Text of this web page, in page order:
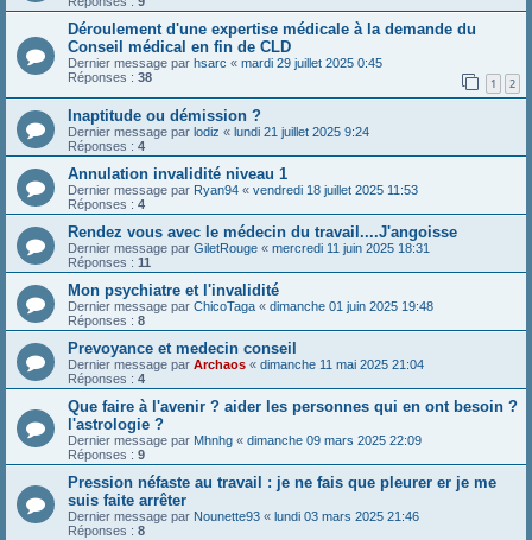
Déroulement d'une expertise médicale à la demande du
Conseil médical en fin de CLD
Dernier message par hsarc « mardi 29 juillet 2025 0:45
Réponses : 38 1 2
Inaptitude ou démission ?
Dernier message par lodiz « lundi 21 juillet 2025 9:24
Réponses : 4
Annulation invalidité niveau 1
Dernier message par Ryan94 « vendredi 18 juillet 2025 11:53
Réponses : 4
Rendez vous avec le médecin du travail....J'angoisse
Dernier message par GiletRouge « mercredi 11 juin 2025 18:31
Réponses : 11
Mon psychiatre et l'invalidité
Dernier message par ChicoTaga « dimanche 01 juin 2025 19:48
Réponses : 8
Prevoyance et medecin conseil
Dernier message par Archaos « dimanche 11 mai 2025 21:04
Réponses : 4
Que faire à l'avenir ? aider les personnes qui en ont besoin ?
l'astrologie ?
Dernier message par Mhnhg « dimanche 09 mars 2025 22:09
Réponses : 9
Pression néfaste au travail : je ne fais que pleurer er je me
suis faite arrêter
Dernier message par Nounette93 « lundi 03 mars 2025 21:46
Réponses : 8